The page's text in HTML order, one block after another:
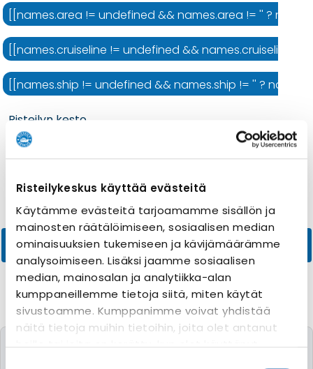
Risteilykeskus käyttää evästeitä
Käytämme evästeitä tarjoamamme sisällön ja
mainosten räätälöimiseen, sosiaalisen median
ominaisuuksien tukemiseen ja kävijämäärämme
analysoimiseen. Lisäksi jaamme sosiaalisen
median, mainosalan ja analytiikka-alan
kumppaneillemme tietoja siitä, miten käytät
sivustoamme. Kumppanimme voivat yhdistää
näitä tietoja muihin tietoihin, joita olet antanut
[[names.area != undefined && names.area != '' ?
[[names.cruiseline != undefined && names.cruiseline
[[names.ship != undefined && names.ship != '' ?
Risteilyn kesto